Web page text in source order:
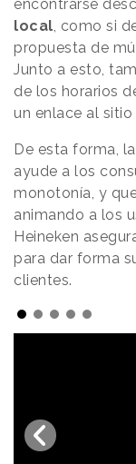
encontrarse
local, como si
propuesta de
Junto a esto,
de los horarios
un enlace al sitio
De esta forma,
ayude a los
monotonía, y
animando a los
Heineken
para dar forma
clientes.